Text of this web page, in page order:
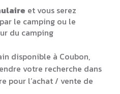
et vous serez
le camping ou le
du camping
disponible à Coubon,
votre recherche dans
pour l’achat / vente de